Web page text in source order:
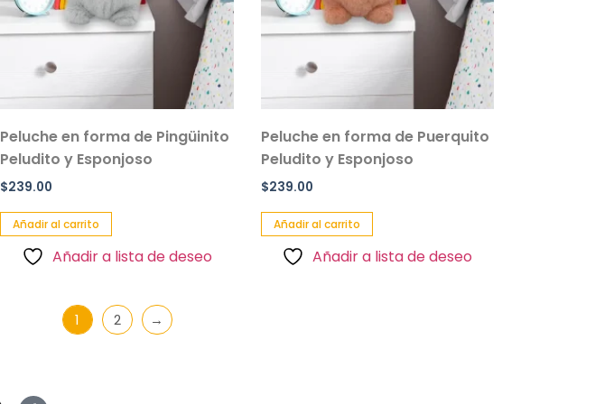
Peluche en forma de Pingüinito
Peludito y Esponjoso
$239.00
Añadir al carrito
Añadir a lista de deseo
Peluche en forma de Puerquito
Peludito y Esponjoso
$239.00
Añadir al carrito
Añadir a lista de deseo
1 2 →